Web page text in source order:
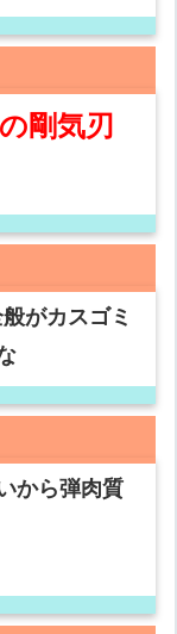
剛気刃
がカスゴミ
から弾肉質